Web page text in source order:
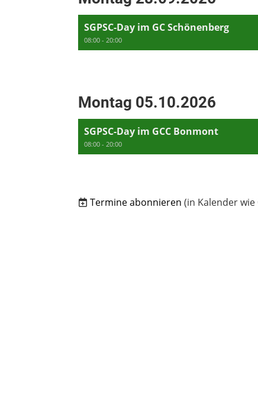
SGPSC-Day im GC Schönenberg
08:00 - 20:00
Montag 05.10.2026
SGPSC-Day im GCC Bonmont
08:00 - 20:00
Termine abonnieren (in Kalender